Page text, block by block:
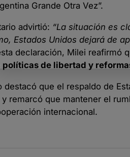
Grande Otra Vez”.
advirtió: “La situación es
Estados Unidos dejará de
declaración, Milei reafirmó
políticas de libertad y
destacó que el respaldo de
remarcó que mantener el
internacional.